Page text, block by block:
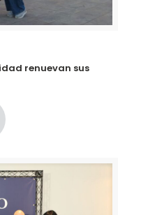
renuevan sus